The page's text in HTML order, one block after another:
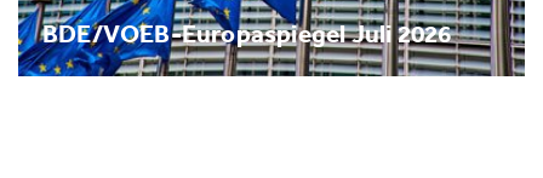
BDE/VOEB-Europaspiegel Juli 2026